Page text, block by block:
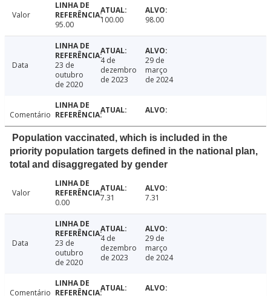
Valor
95.00
100.00 98.00
Data
23 de
outubro
de 2020
4 de
dezembro
de 2023
29 de
março
de 2024
Comentário
Population vaccinated, which is included in the
priority population targets defined in the national plan,
total and disaggregated by gender
Valor
0.00
7.31 7.31
Data
23 de
outubro
de 2020
4 de
dezembro
de 2023
29 de
março
de 2024
Comentário